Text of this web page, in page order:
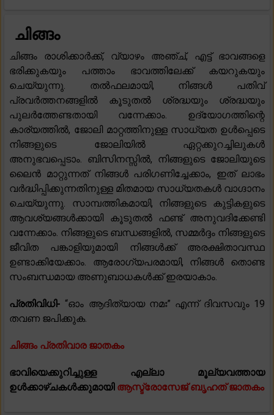
ചിങ്ങം
ചിങ്ങം രാശിക്കാർക്ക്, വ്യാഴം അഞ്ച്, എട്ട് ഭാവങ്ങളെ
ഭരിക്കുകയും പത്താം ഭാവത്തിലേക്ക് കയറുകയും
ചെയ്യുന്നു. തൽഫലമായി, നിങ്ങൾ പതിവ്
പ്രവർത്തനങ്ങളിൽ കൂടുതൽ ശ്രദ്ധയും ശ്രദ്ധയും
പുലർത്തേണ്ടതായി വന്നേക്കാം. ഉദ്യോഗത്തിന്റെ
കാര്യത്തിൽ, ജോലി മാറ്റത്തിനുള്ള സാധ്യത ഉൾപ്പെടെ
നിങ്ങളുടെ ജോലിയിൽ ഏറ്റക്കുറച്ചിലുകൾ
അനുഭവപ്പെടാം. ബിസിനസ്സിൽ, നിങ്ങളുടെ ജോലിയുടെ
ലൈൻ മാറ്റുന്നത് നിങ്ങൾ പരിഗണിച്ചേക്കാം, ഇത് ലാഭം
വർദ്ധിപ്പിക്കുന്നതിനുള്ള മിതമായ സാധ്യതകൾ വാഗ്ദാനം
ചെയ്യുന്നു. സാമ്പത്തികമായി, നിങ്ങളുടെ കുട്ടികളുടെ
ആവശ്യങ്ങൾക്കായി കൂടുതൽ ഫണ്ട് അനുവദിക്കേണ്ടി
വന്നേക്കാം. നിങ്ങളുടെ ബന്ധങ്ങളിൽ, സമ്മർദ്ദം നിങ്ങളുടെ
ജീവിത പങ്കാളിയുമായി നിങ്ങൾക്ക് അരക്ഷിതാവസ്ഥ
ഉണ്ടാക്കിയേക്കാം. ആരോഗ്യപരമായി, നിങ്ങൾ തൊണ്ട
സംബന്ധമായ അണുബാധകൾക്ക് ഇരയാകാം.
പ്രതിവിധി-“ഓം ആദിത്യായ നമഃ” എന്ന് ദിവസവും 19
തവണ ജപിക്കുക.
ചിങ്ങം പ്രതിവാര ജാതകം
ഭാവിയെക്കുറിച്ചുള്ള എല്ലാ മൂല്യവത്തായ
ഉൾക്കാഴ്ചകൾക്കുമായി ആസ്ട്രോസേജ് ബൃഹത് ജാതകം